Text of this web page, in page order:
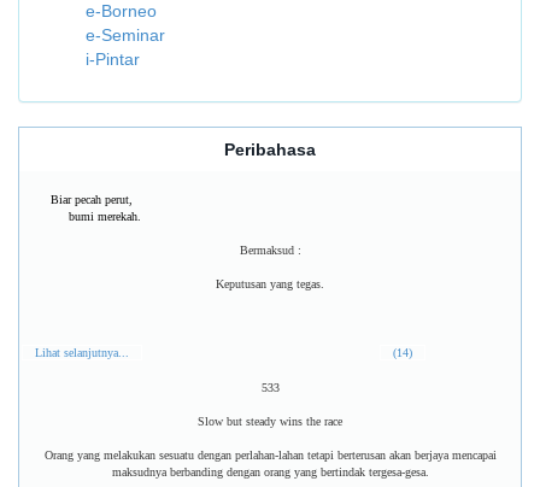
e-Borneo
e-Seminar
i-Pintar
Peribahasa
Biar pecah perut,
bumi merekah.
Bermaksud :
Keputusan yang tegas.
Lihat selanjutnya... (14)
533
Slow but steady wins the race
Orang yang melakukan sesuatu dengan perlahan-lahan tetapi berterusan akan berjaya mencapai
maksudnya berbanding dengan orang yang bertindak tergesa-gesa.